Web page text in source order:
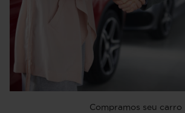
Compramos seu carro